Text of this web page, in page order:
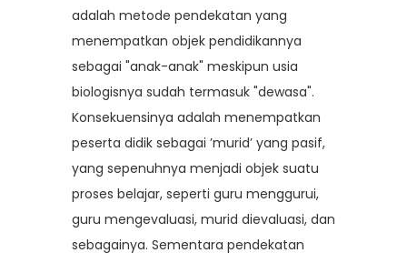
adalah metode pendekatan yang
menempatkan objek pendidikannya
sebagai "anak-anak" meskipun usia
biologisnya sudah termasuk "dewasa".
Konsekuensinya adalah menempatkan
peserta didik sebagai ’murid’ yang pasif,
yang sepenuhnya menjadi objek suatu
proses belajar, seperti guru menggurui,
guru mengevaluasi, murid dievaluasi, dan
sebagainya. Sementara pendekatan